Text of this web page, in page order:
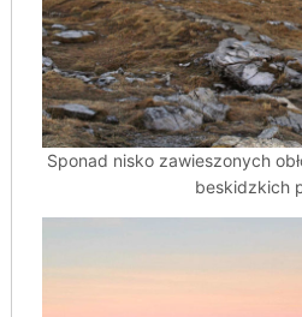
Sponad nisko zawieszonych
beskidzkich